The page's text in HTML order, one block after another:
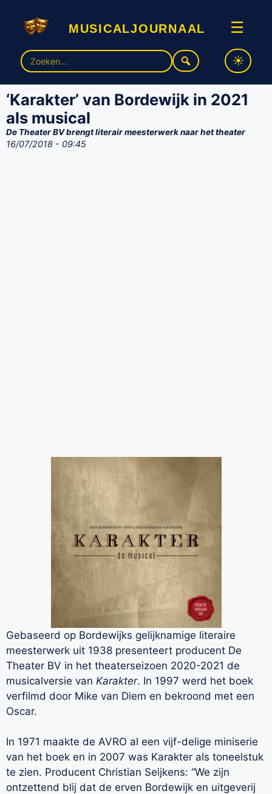
musicaljournaal ☰
Zoek
naar:
‘Karakter’ van Bordewijk in 2021
als musical
De Theater BV brengt literair meesterwerk naar het theater
16/07/2018 - 09:45
Gebaseerd op Bordewijks gelijknamige literaire
meesterwerk uit 1938 presenteert producent De
Theater BV in het theaterseizoen 2020-2021 de
musicalversie van Karakter. In 1997 werd het boek
verfilmd door Mike van Diem en bekroond met een
Oscar.
In 1971 maakte de AVRO al een vijf-delige miniserie
van het boek en in 2007 was Karakter als toneelstuk
te zien. Producent Christian Seijkens: “We zijn
ontzettend blij dat de erven Bordewijk en uitgeverij